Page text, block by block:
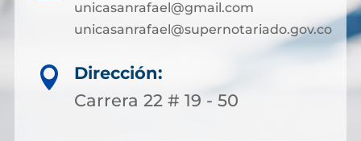
unicasanrafael@gmail.com
unicasanrafael@supernotariado.gov.co

Dirección:
Carrera 22 # 19 - 50